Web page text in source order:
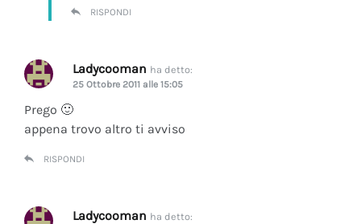
RISPONDI
Ladycooman ha detto:
25 Ottobre 2011 alle 15:05
Prego 🙂
appena trovo altro ti avviso
RISPONDI
Ladycooman ha detto: